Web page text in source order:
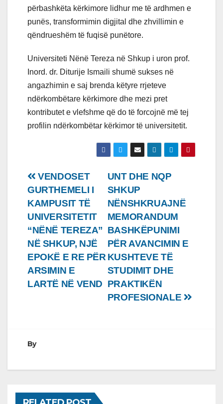
përbashkëta kërkimore lidhur me të ardhmen e
punës, transformimin digjital dhe zhvillimin e
qëndrueshëm të fuqisë punëtore.
Universiteti Nënë Tereza në Shkup i uron prof.
Inord. dr. Diturije Ismaili shumë sukses në
angazhimin e saj brenda këtyre rrjeteve
ndërkombëtare kërkimore dhe mezi pret
kontributet e vlefshme që do të forcojnë më tej
profilin ndërkombëtar kërkimor të universitetit.
Lëvizje
te
postimet
UNT DHE NQP
SHKUP
NËNSHKRUAJNË
MEMORANDUM
BASHKËPUNIMI
PËR AVANCIMIN E
KUSHTEVE TË
STUDIMIT DHE
PRAKTIKËN
PROFESIONALE
VENDOSET
GURTHEMELI I
KAMPUSIT TË
UNIVERSITETIT
“NËNË TEREZA”
NË SHKUP, NJË
EPOKË E RE PËR
ARSIMIN E
LARTË NË VEND
By